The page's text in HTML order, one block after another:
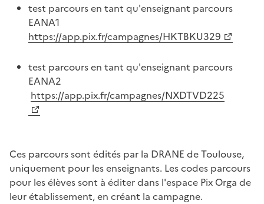
test parcours en tant qu'enseignant parcours
EANA1
https://app.pix.fr/campagnes/HKTBKU329
test parcours en tant qu'enseignant parcours
EANA2
https://app.pix.fr/campagnes/NXDTVD225
Ces parcours sont édités par la DRANE de Toulouse,
uniquement pour les enseignants. Les codes parcours
pour les élèves sont à éditer dans l'espace Pix Orga de
leur établissement, en créant la campagne.